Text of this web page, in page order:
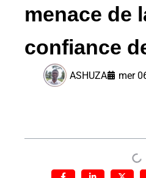
menace de
confiance
ASHUZA mer